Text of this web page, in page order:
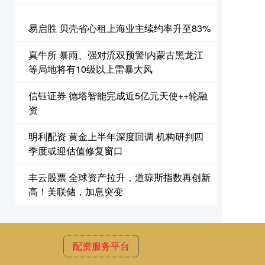
易启胜 贝壳省心租上海业主续约率升至83%
真牛所 暴雨、强对流双预警!内蒙古黑龙江
等局地将有10级以上雷暴大风
信钰证券 德塔智能完成近5亿元天使++轮融
资
明利配资 黄金上半年深度回调 机构研判四
季度或迎估值修复窗口
丰云股票 全球资产拉升，道琼斯指数再创新
高！美联储，加息突变
配资服务平台